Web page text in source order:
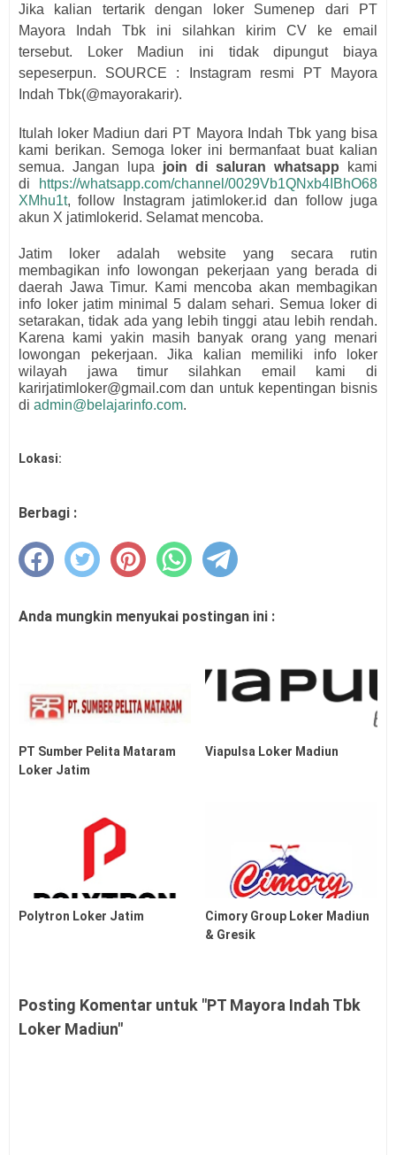
Jika kalian tertarik dengan loker Sumenep dari
PT
Mayora Indah Tbk ini silahkan kirim CV ke email
tersebut. Loker Madiun ini tidak dipungut biaya
sepeserpun. SOURCE : Instagram resmi PT Mayora
Indah Tbk(@mayorakarir).
Itulah loker Madiun dari PT Mayora Indah Tbk yang bisa
kami berikan. Semoga loker ini bermanfaat buat kalian
semua. Jangan lupa join di saluran whatsapp
kami
di
https://whatsapp.com/channel/0029Vb1QNxb4IBhO68
XMhu1t, follow Instagram jatimloker.id dan follow juga
akun X jatimlokerid. Selamat mencoba.
Jatim loker adalah website yang secara rutin
membagikan info lowongan pekerjaan yang berada di
daerah Jawa Timur. Kami mencoba akan membagikan
info loker jatim minimal 5 dalam sehari. Semua loker di
setarakan, tidak ada yang lebih tinggi atau lebih rendah.
Karena kami yakin masih banyak orang yang menari
lowongan pekerjaan. Jika kalian memiliki info loker
wilayah jawa timur silahkan email kami di
karirjatimloker@gmail.com dan untuk kepentingan bisnis
di admin@belajarinfo.com.
Lokasi:
Berbagi :
Anda mungkin menyukai postingan ini :
PT Sumber Pelita Mataram
Loker Jatim
Viapulsa Loker Madiun
Polytron Loker Jatim
Cimory Group Loker Madiun
& Gresik
Posting Komentar untuk "PT Mayora Indah Tbk
Loker Madiun"